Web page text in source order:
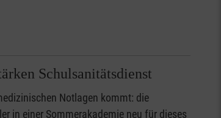
Schulsanitätsdienst
Notlagen kommt: die
in einer Sommerakademie neu für dieses